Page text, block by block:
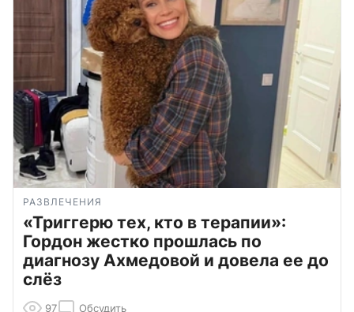
РАЗВЛЕЧЕНИЯ
«Триггерю тех, кто в терапии»:
Гордон жестко прошлась по
диагнозу Ахмедовой и довела ее до
слёз
97 Обсудить